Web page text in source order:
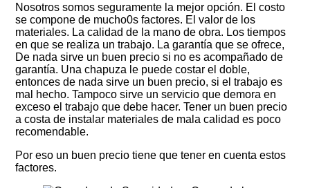
Nosotros somos seguramente la mejor opción. El costo
se compone de mucho0s factores. El valor de los
materiales. La calidad de la mano de obra. Los tiempos
en que se realiza un trabajo. La garantía que se ofrece,
De nada sirve un buen precio si no es acompañado de
garantía. Una chapuza le puede costar el doble,
entonces de nada sirve un buen precio, si el trabajo es
mal hecho. Tampoco sirve un servicio que demora en
exceso el trabajo que debe hacer. Tener un buen precio
a costa de instalar materiales de mala calidad es poco
recomendable.
Por eso un buen precio tiene que tener en cuenta estos
factores.